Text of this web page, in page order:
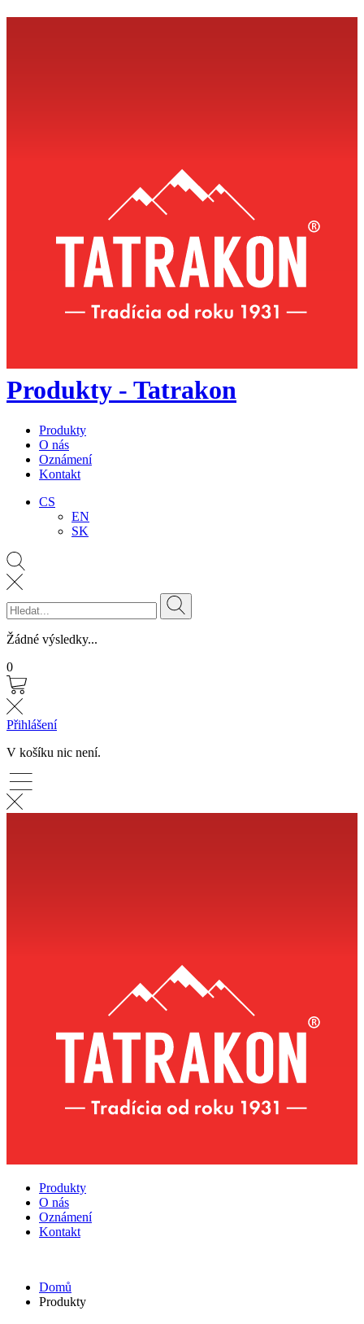
Produkty - Tatrakon
Produkty
O nás
Oznámení
Kontakt
CS
EN
SK
Žádné výsledky...
0
Přihlášení
V košíku nic není.
Produkty
O nás
Oznámení
Kontakt
Domů
Produkty